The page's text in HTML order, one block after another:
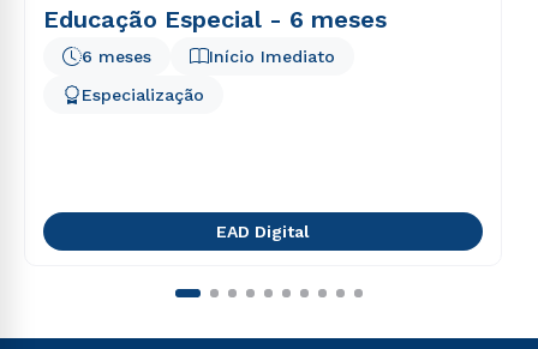
Educação Especial - 6 meses
Início Imediato
6 meses
Especialização
EAD Digital